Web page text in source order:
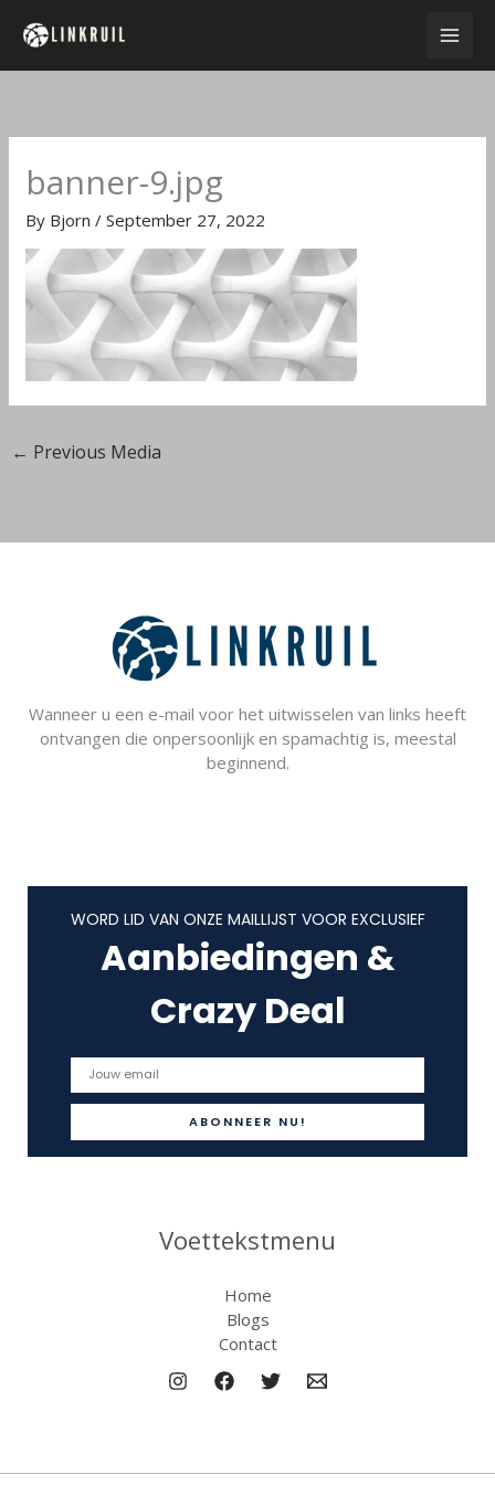
banner-9.jpg
By Bjorn/September 27, 2022
← Previous Media
Wanneer u een e-mail voor het uitwisselen van links heeft
ontvangen die onpersoonlijk en spamachtig is, meestal
beginnend.
WORD LID VAN ONZE MAILLIJST VOOR EXCLUSIEF
Aanbiedingen &
Crazy Deal
Voettekstmenu
Home
Blogs
Contact